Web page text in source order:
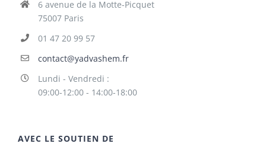
6 avenue de la Motte-Picquet
75007 Paris
01 47 20 99 57
contact@yadvashem.fr
Lundi - Vendredi :
09:00-12:00 - 14:00-18:00
AVEC LE SOUTIEN DE